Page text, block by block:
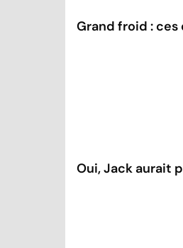
Grand froid :
Oui, Jack aurait